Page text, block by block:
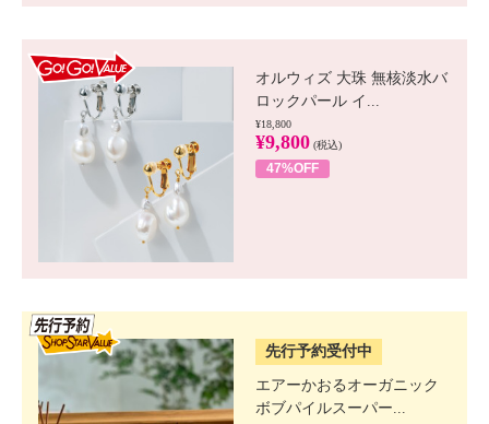
オルウィズ 大珠 無核淡水バ
ロックパール イ...
¥18,800
¥9,800 (税込)
47%OFF
先行予約受付中
エアーかおるオーガニック
ボブパイルスーパー...